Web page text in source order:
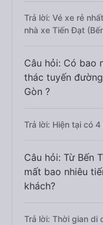
Trả lời: Vé xe rẻ
nhà xe Tiến Đạt
Câu hỏi: Có bao
thác tuyến
Gòn ?
Trả lời: Hiện tại có
Câu hỏi: Từ Bến
mất bao nhiêu
khách?
Trả lời: Thời gian di